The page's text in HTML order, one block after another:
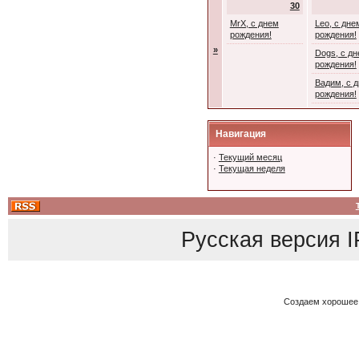
»
30
MrX, с днем
рождения!
Leo, с
рождения!
Dogs, с
рождения!
Вадим, с
рождения!
Навигация
· Текущий месяц
· Текущая неделя
Русская версия
Создаем